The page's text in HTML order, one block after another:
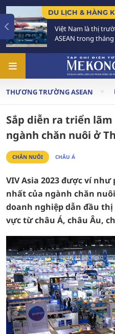
DU LỊCH & HÀNG
Việt Nam là thị trường
ASEAN trong tháng 8
THƯƠNG TRƯỜNG ASEAN
Sắp diễn ra triển
ngành chăn nuôi ở
CHĂN NUÔI CHÂU Á
VIV Asia 2023 được ví
nhất của ngành chăn
doanh nghiệp dẫn đầu
vực từ châu Á, châu Âu,